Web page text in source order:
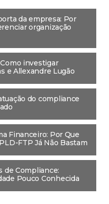
da empresa: Por
organização
investigar
e Allexandre Lugão
do compliance
Financeiro: Por Que
FTP Já Não Bastam
de Compliance:
Pouco Conhecida